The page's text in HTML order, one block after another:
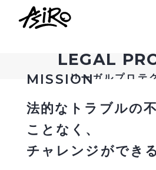
LEGAL
リーガルプロテ
MISSION
法的なトラブルの
ことなく、
チャレンジができ